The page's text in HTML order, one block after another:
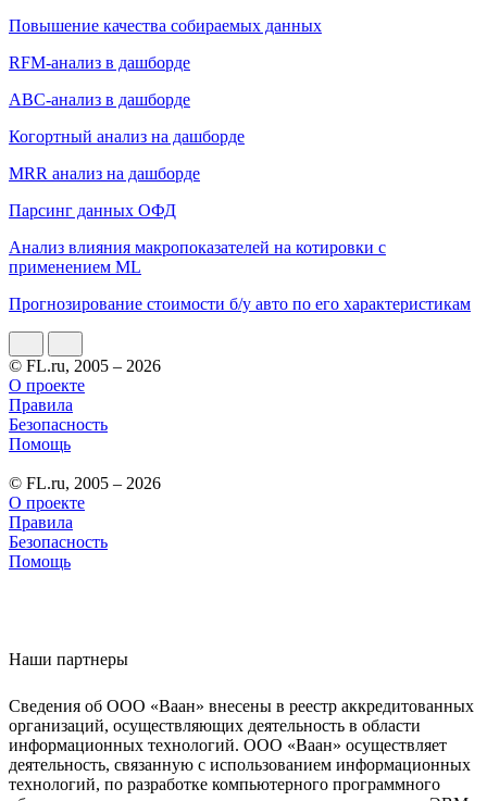
Повышение качества собираемых данных
RFM-анализ в дашборде
ABC-анализ в дашборде
Когортный анализ на дашборде
MRR анализ на дашборде
Парсинг данных ОФД
Анализ влияния макропоказателей на котировки с
применением ML
Прогнозирование стоимости б/у авто по его характеристикам
© FL.ru, 2005 – 2026
О проекте
Правила
Безопасность
Помощь
© FL.ru, 2005 – 2026
О проекте
Правила
Безопасность
Помощь
Наши партнеры
Сведения об ООО «Ваан» внесены в реестр аккредитованных
организаций, осуществляющих деятельность в области
информационных технологий. ООО «Ваан» осуществляет
деятельность, связанную с использованием информационных
технологий, по разработке компьютерного программного